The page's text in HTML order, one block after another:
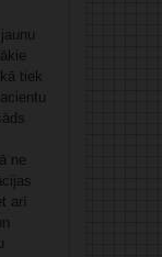
tiek
ne
arī